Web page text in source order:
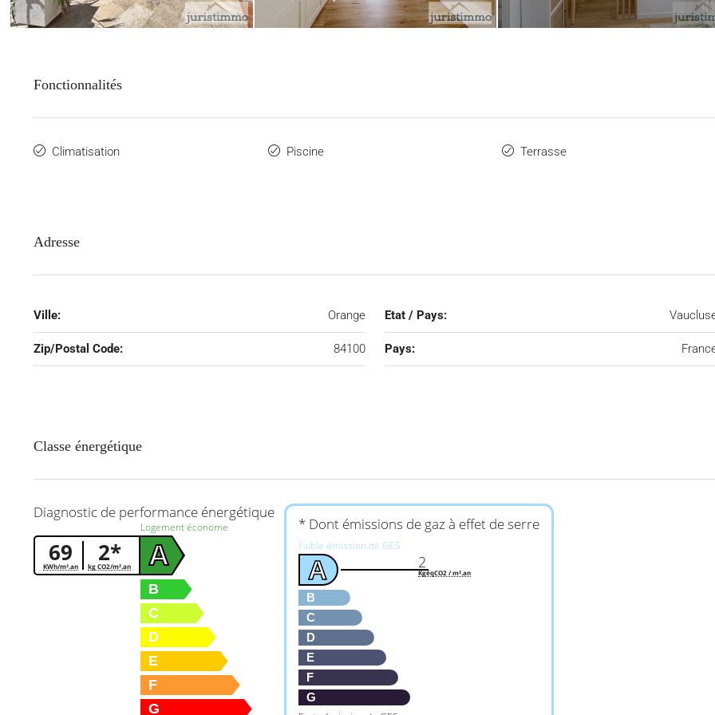
Fonctionnalités
Climatisation Piscine Terrasse
Adresse
Ville: Orange Etat / Pays:
Zip/Postal Code: 84100 Pays:
Classe énergétique
Diagnostic de performance énergétique
69
KWh/m².an 2*
kg CO2/m².an
Logement économe
A
B
C
D
E
F
G
* Dont émissions de gaz à effet de serre
Faible émission de GES
A
B
C
D
E
F
G
2
KgéqCO2 / m².an